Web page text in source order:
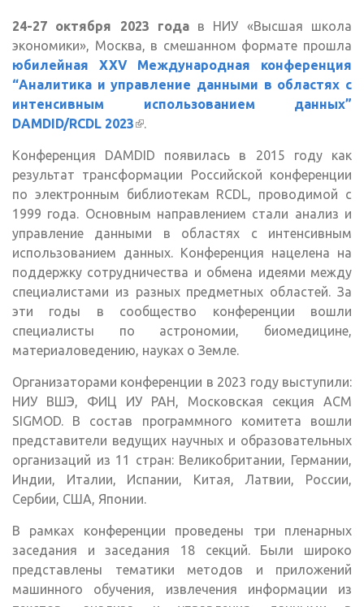
24-27 октября 2023 годав НИУ «Высшая школа
экономики», Москва, в смешанном формате прошла
юбилейная XXV Международная конференция
“Аналитика и управление данными в областях с
интенсивным использованием данных”
DAMDID/RCDL 2023(внешняя ссылка)
.
Конференция DAMDID появилась в 2015 году как
результат трансформации Российской конференции
по электронным библиотекам RCDL, проводимой с
1999 года. Основным направлением стали анализ и
управление данными в областях с интенсивным
использованием данных. Конференция нацелена на
поддержку сотрудничества и обмена идеями между
специалистами из разных предметных областей. За
эти годы в сообщество конференции вошли
специалисты по астрономии, биомедицине,
материаловедению, науках о Земле.
Организаторами конференции в 2023 году выступили:
НИУ ВШЭ, ФИЦ ИУ РАН, Московская секция ACM
SIGMOD. В состав программного комитета вошли
представители ведущих научных и образовательных
организаций из 11 стран: Великобритании, Германии,
Индии, Италии, Испании, Китая, Латвии, России,
Сербии, США, Японии.
В рамках конференции проведены три пленарных
заседания и заседания 18 секций. Были широко
представлены тематики методов и приложений
машинного обучения, извлечения информации из